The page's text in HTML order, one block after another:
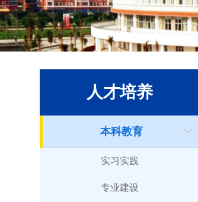
人才培养
本科教育
实习实践
专业建设